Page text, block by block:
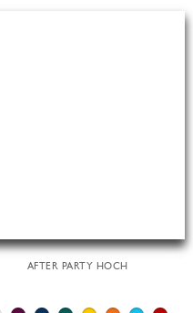
AFTER PARTY HOCH